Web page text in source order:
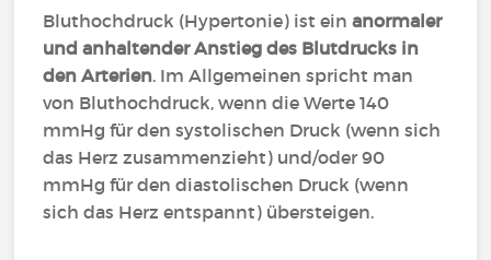
Bluthochdruck (Hypertonie) ist einanormaler
und anhaltender Anstieg des Blutdrucks in
den Arterien. Im Allgemeinen spricht man
von Bluthochdruck, wenn die Werte 140
mmHg für den systolischen Druck (wenn sich
das Herz zusammenzieht) und/oder 90
mmHg für den diastolischen Druck (wenn
sich das Herz entspannt) übersteigen.